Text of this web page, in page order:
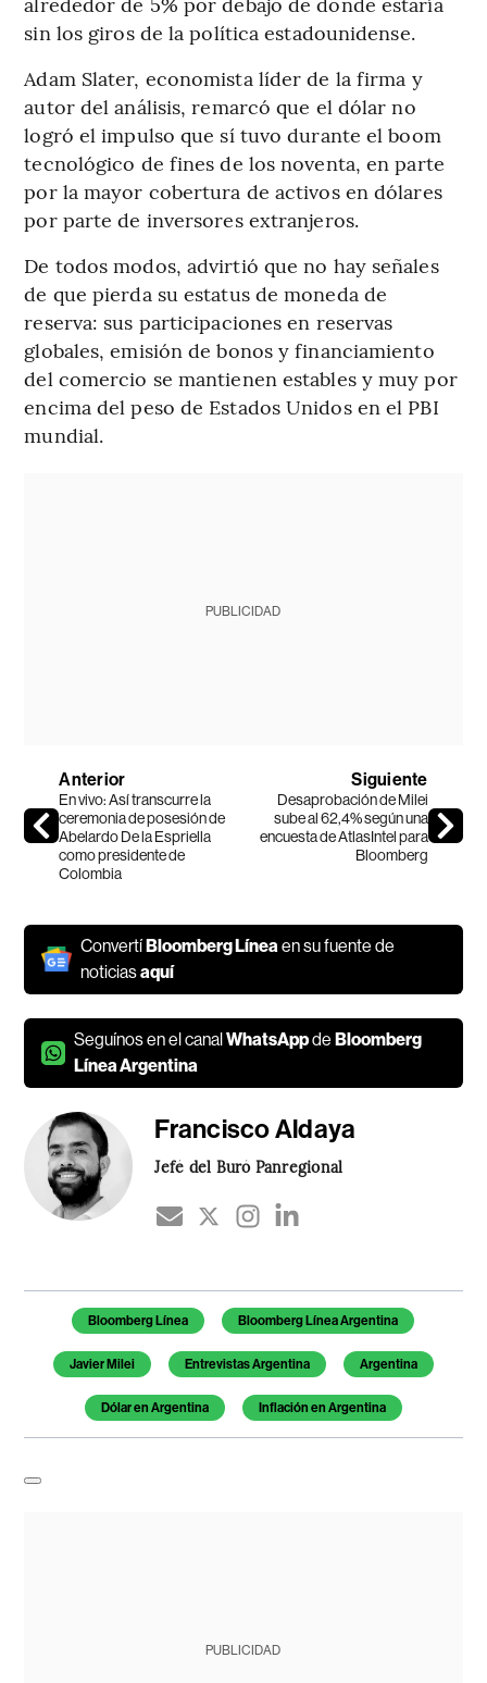
sin los giros de la política estadounidense.
Adam Slater, economista líder de la firma y
autor del análisis, remarcó que el dólar no
logró el impulso que sí tuvo durante el boom
tecnológico de fines de los noventa, en parte
por la mayor cobertura de activos en dólares
por parte de inversores extranjeros.
De todos modos, advirtió que no hay señales
de que pierda su estatus de moneda de
reserva: sus participaciones en reservas
globales, emisión de bonos y financiamiento
del comercio se mantienen estables y muy por
encima del peso de Estados Unidos en el PBI
mundial.
PUBLICIDAD
Anterior
En vivo: Así transcurre la
ceremonia de posesión de
Abelardo De la Espriella
como presidente de
Colombia
Siguiente
Desaprobación de Milei
sube al 62,4% según una
encuesta de AtlasIntel para
Bloomberg
ConvertíBloomberg Línea en su fuente de
noticiasaquí
Seguínos en el canalWhatsAppdeBloomberg
Línea Argentina
Francisco Aldaya
Jefé del Buró Panregional
Temas de este artículo
Bloomberg Línea Bloomberg Línea Argentina
Javier Milei Entrevistas Argentina Argentina
Dólar en Argentina Inflación en Argentina
PUBLICIDAD